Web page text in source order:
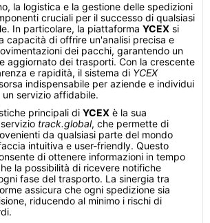
la logistica e la gestione delle spedizioni
cruciali per il successo di qualsiasi
In particolare, la piattaforma YCEX si
capacità di offrire un'analisi precisa e
dei pacchi, garantendo un
aggiornato dei trasporti. Con la crescente
e rapidità, il sistema di YCEX
indispensabile per aziende e individui
servizio affidabile.
principali di YCEX è la sua
track.global, che permette di
da qualsiasi parte del mondo
intuitiva e user-friendly. Questo
di ottenere informazioni in tempo
la possibilità di ricevere notifiche
fase del trasporto. La sinergia tra
assicura che ogni spedizione sia
riducendo al minimo i rischi di